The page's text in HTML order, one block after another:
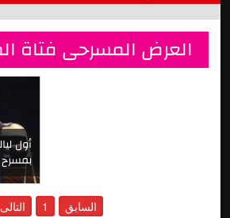
العرض المسرحى فتاة
أول
السابق 1 التالى